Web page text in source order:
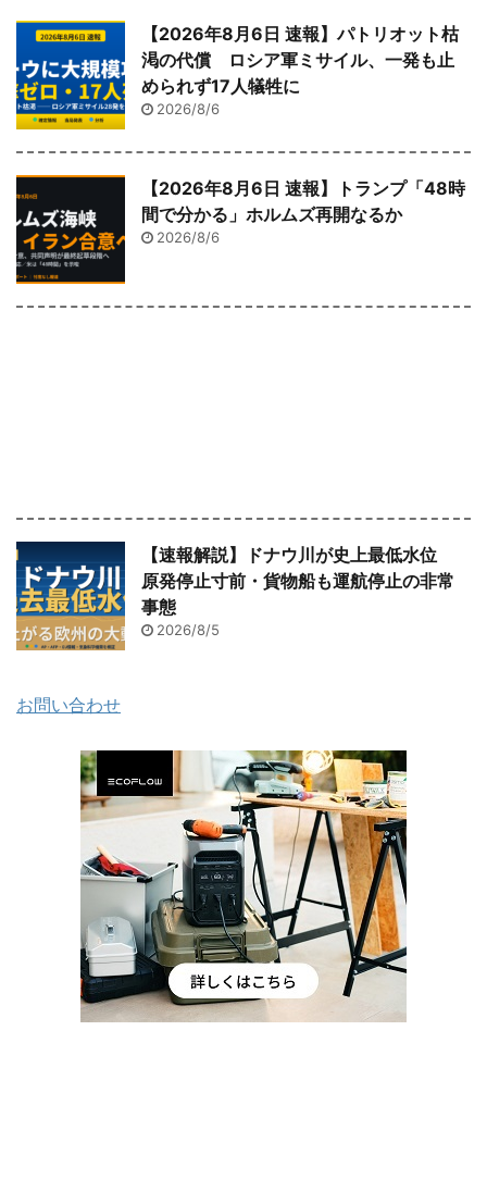
【2026年8月6日 速報】パトリオット枯
渇の代償 ロシア軍ミサイル、一発も止
められず17人犠牲に
2026/8/6
【2026年8月6日 速報】トランプ「48時
間で分かる」ホルムズ再開なるか
2026/8/6
【速報解説】ドナウ川が史上最低水位
原発停止寸前・貨物船も運航停止の非常
事態
2026/8/5
お問い合わせ